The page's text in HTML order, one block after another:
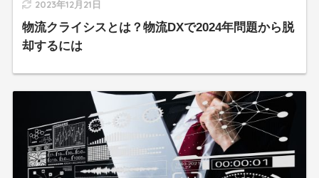
2023年12月21日
物流クライシスとは？物流DXで2024年問題から脱
却するには